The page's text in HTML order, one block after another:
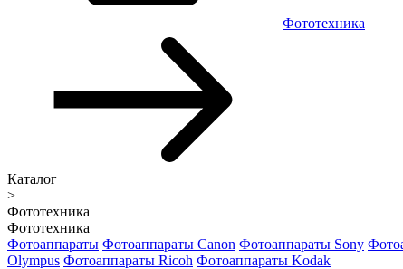
Фототехника
Каталог
>
Фототехника
Фототехника
Фотоаппараты Фотоаппараты Canon Фотоаппараты Sony
Olympus Фотоаппараты Ricoh Фотоаппараты Kodak